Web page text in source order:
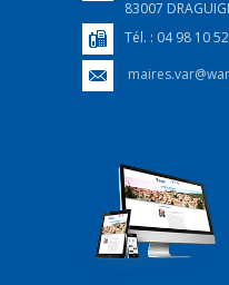
83007
Tél. : 04 98 10